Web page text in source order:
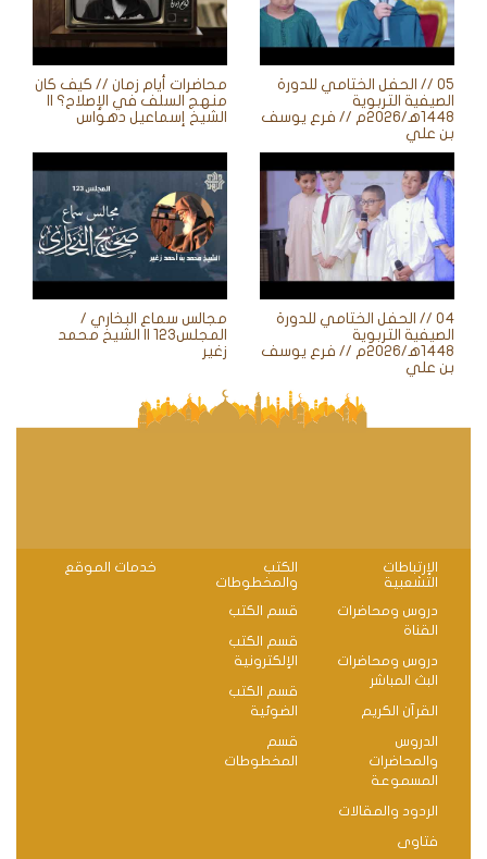
محاضرات أيام زمان // كيف كان
منهج السلف في الإصلاح؟ ||
الشيخ إسماعيل دهواس
05 // الحفل الختامي للدورة
الصيفية التربوية
1448ه‍/2026م // فرع يوسف
بن علي
مجالس سماع البخاري /
المجلس123 || الشيخ محمد
زغير
04 // الحفل الختامي للدورة
الصيفية التربوية
1448ه‍/2026م // فرع يوسف
بن علي
الإرتباطات
التشعبية
دروس ومحاضرات
القناة
دروس ومحاضرات
البث المباشر
القرآن الكريم
الدروس
والمحاضرات
المسموعة
الردود والمقالات
فتاوى
الكتب
والمخطوطات
قسم الكتب
قسم الكتب
الإلكترونية
قسم الكتب
الضوئية
قسم
المخطوطات
خدمات الموقع